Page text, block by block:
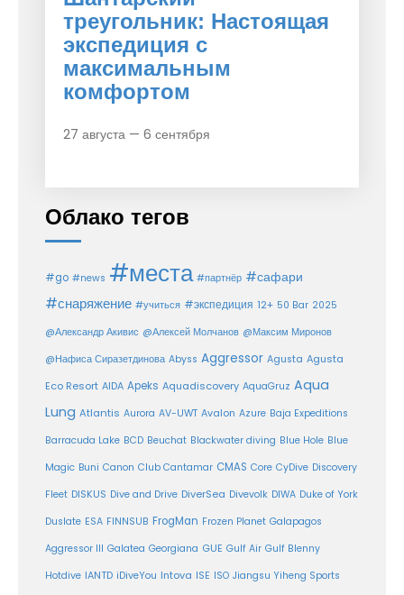
треугольник: Настоящая
экспедиция с
максимальным
комфортом
27 августа — 6 сентября
Облако тегов
#go #news #места #партнёр #сафари
#снаряжение #учиться #экспедиция 12+ 50 Bar 2025
@Александр Акивис @Алексей Молчанов @Максим Миронов
@Нафиса Сиразетдинова Abyss Aggressor Agusta Agusta
Eco Resort AIDA Apeks Aquadiscovery AquaGruz Aqua
Lung Atlantis Aurora AV-UWT Avalon Azure Baja Expeditions
Barracuda Lake BCD Beuchat Blackwater diving Blue Hole Blue
Magic Buni Canon Club Cantamar CMAS Core CyDive Discovery
Fleet DISKUS Dive and Drive DiverSea Divevolk DIWA Duke of York
Duslate ESA FINNSUB FrogMan Frozen Planet Galapagos
Aggressor III Galatea Georgiana GUE Gulf Air Gulf Blenny
Hotdive IANTD iDiveYou Intova ISE ISO Jiangsu Yiheng Sports